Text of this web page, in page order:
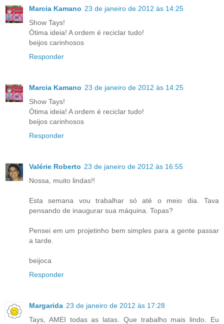
Marcia Kamano 23 de janeiro de 2012 às 14:25
Show Tays!
Ótima ideia! A ordem é reciclar tudo!
beijos carinhosos
Responder
Marcia Kamano 23 de janeiro de 2012 às 14:25
Show Tays!
Ótima ideia! A ordem é reciclar tudo!
beijos carinhosos
Responder
Valérie Roberto 23 de janeiro de 2012 às 16:55
Nossa, muito lindas!!
Esta semana vou trabalhar só até o meio dia. Tava
pensando de inaugurar sua máquina. Topas?
Pensei em um projetinho bem simples para a gente passar
a tarde.
beijoca
Responder
Margarida 23 de janeiro de 2012 às 17:28
Tays, AMEI todas as latas. Que trabalho mais lindo. Eu